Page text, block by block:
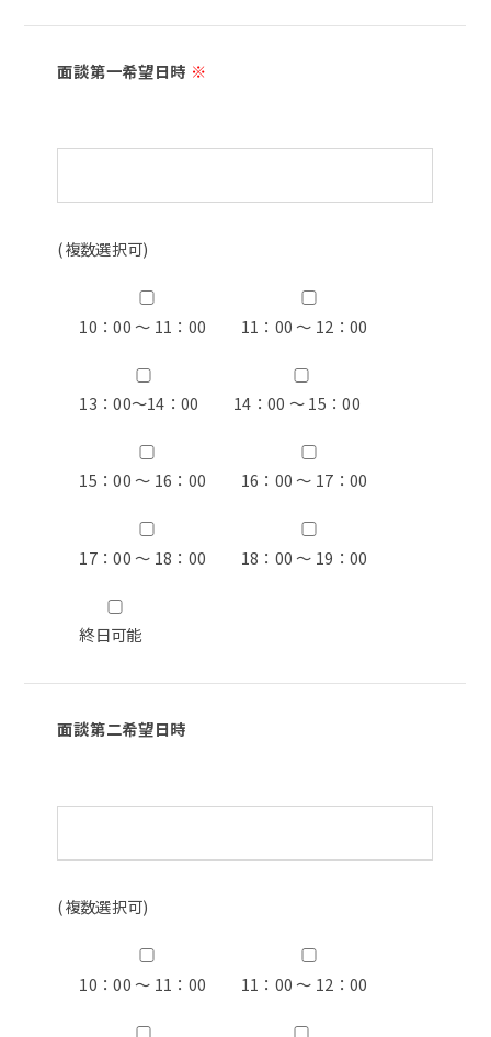
面談第一希望日時 ※
(複数選択可)
10：00 ～ 11：00 11：00 ～ 12：00
13：00〜14：00 14：00 ～ 15：00
15：00 ～ 16：00 16：00 ～ 17：00
17：00 ～ 18：00 18：00 ～ 19：00
終日可能
面談第二希望日時
(複数選択可)
10：00 ～ 11：00 11：00 ～ 12：00